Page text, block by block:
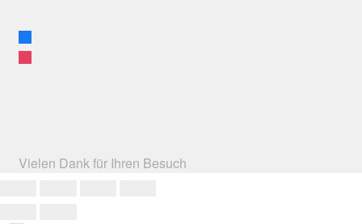
facebook
instagram
Vielen Dank für Ihren Besuch